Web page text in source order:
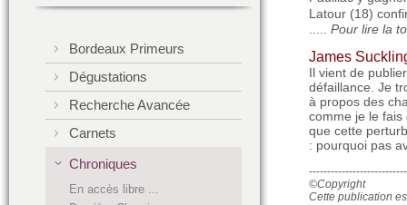
Latour (18)
.....Pour lire la
James
Il vient de
défaillance. Je
à propos des
comme je le
que cette
: pourquoi pas
---------------------------
©Copyright
Cette publication
Bordeaux Primeurs
Dégustations
Recherche Avancée
Carnets
Chroniques
En accès libre ...